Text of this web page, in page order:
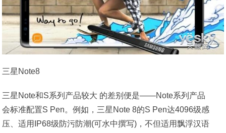
三星Note8
三星Note和S系列产品较大 的差别便是——Note系列产品
会标准配置S Pen。例如，三星Note 8的S Pen达4096级感
压、适用IP68级防污防潮(可水中撰写)，不但适用飘浮汉语